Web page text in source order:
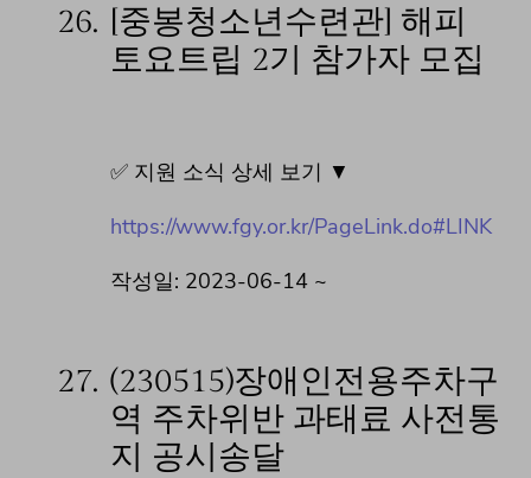
26. [중봉청소년수련관] 해피
토요트립 2기 참가자 모집
✅ 지원 소식 상세 보기 ▼
https://www.fgy.or.kr/PageLink.do#LINK
작성일: 2023-06-14 ~
27. (230515)장애인전용주차구
역 주차위반 과태료 사전통
지 공시송달